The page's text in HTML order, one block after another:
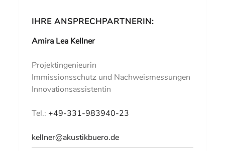
IHRE ANSPRECHPARTNERIN:
Amira Lea Kellner
Projektingenieurin
Immissionsschutz und Nachweismessungen
Innovationsassistentin
Tel.: +49-331-983940-23
kellner@akustikbuero.de